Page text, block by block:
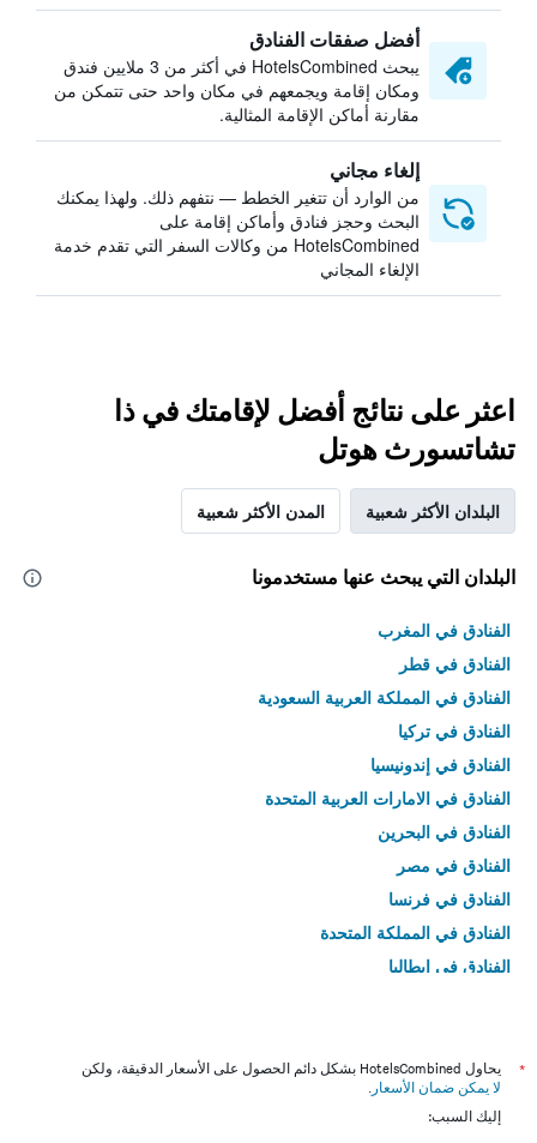
أفضل صفقات الفنادق
يبحث HotelsCombined في أكثر من 3 ملايين فندق
ومكان إقامة ويجمعهم في مكان واحد حتى تتمكن من
مقارنة أماكن الإقامة المثالية.
إلغاء مجاني
من الوارد أن تتغير الخطط — نتفهم ذلك. ولهذا يمكنك
البحث وحجز فنادق وأماكن إقامة على
HotelsCombined من وكالات السفر التي تقدم خدمة
الإلغاء المجاني
اعثر على نتائج أفضل لإقامتك في ذا
تشاتسورث هوتل
البلدان الأكثر شعبية المدن الأكثر شعبية
البلدان التي يبحث عنها مستخدمونا
الفنادق في المغرب
الفنادق في قطر
الفنادق في المملكة العربية السعودية
الفنادق في تركيا
الفنادق في إندونيسيا
الفنادق في الامارات العربية المتحدة
الفنادق في البحرين
الفنادق في مصر
الفنادق في فرنسا
الفنادق في المملكة المتحدة
الفنادق في إيطاليا
*
يحاول HotelsCombined بشكل دائم الحصول على الأسعار الدقيقة، ولكن
لا يمكن ضمان الأسعار .
إليك السبب: